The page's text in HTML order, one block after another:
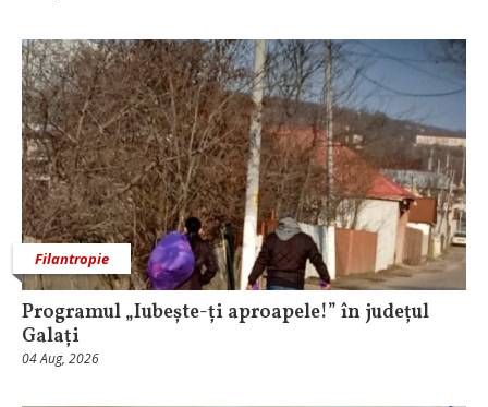
Filantropie
Programul „Iubește-ți aproapele!” în județul
Galați
04 Aug, 2026